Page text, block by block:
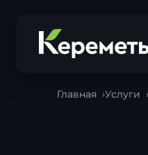
Главная Услуги